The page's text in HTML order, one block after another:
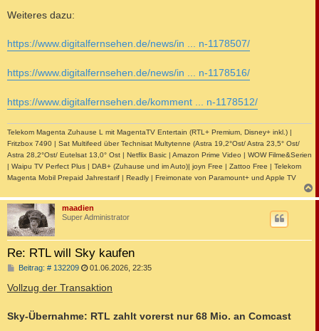
a
g
Weiteres dazu:
https://www.digitalfernsehen.de/news/in ... n-1178507/
https://www.digitalfernsehen.de/news/in ... n-1178516/
https://www.digitalfernsehen.de/komment ... n-1178512/
Telekom Magenta Zuhause L mit MagentaTV Entertain (RTL+ Premium, Disney+ inkl.) |
Fritzbox 7490 | Sat Multifeed über Technisat Multytenne (Astra 19,2°Ost/ Astra 23,5° Ost/
Astra 28,2°Ost/ Eutelsat 13,0° Ost | Netflix Basic | Amazon Prime Video | WOW Filme&Serien
| Waipu TV Perfect Plus | DAB+ (Zuhause und im Auto)| joyn Free | Zattoo Free | Telekom
Magenta Mobil Prepaid Jahrestarif | Readly | Freimonate von Paramount+ und Apple TV
a
maadien
Super Administrator
Re: RTL will Sky kaufen
Beitrag: # 132209B
i
t
a
g
01.06.2026, 22:35
Vollzug der Transaktion
Sky-Übernahme: RTL zahlt vorerst nur 68 Mio. an Comcast